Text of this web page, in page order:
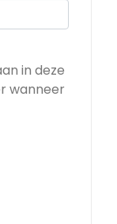
in deze
wanneer